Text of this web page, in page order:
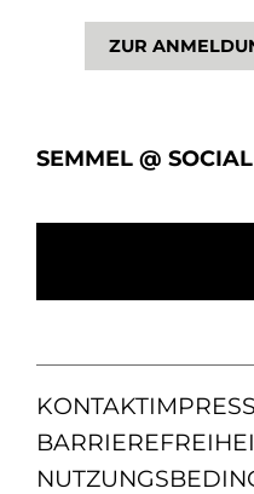
ZUR
SEMMEL @
KONTAKT